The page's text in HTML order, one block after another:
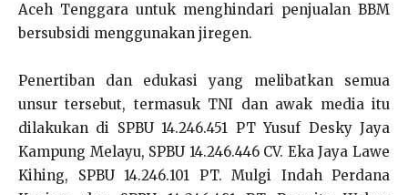
Aceh Tenggara untuk menghindari penjualan BBM
bersubsidi menggunakan jiregen.
Penertiban dan edukasi yang melibatkan semua
unsur tersebut, termasuk TNI dan awak media itu
dilakukan di SPBU 14.246.451 PT Yusuf Desky Jaya
Kampung Melayu, SPBU 14.246.446 CV. Eka Jaya Lawe
Kihing, SPBU 14.246.101 PT. Mulgi Indah Perdana